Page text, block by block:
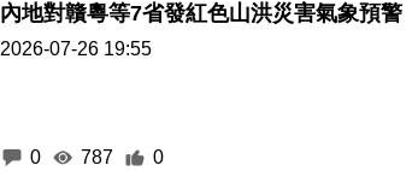
內地對贛粵等7省發紅色山洪災害氣象預警
2026-07-26 19:55
0 787 0